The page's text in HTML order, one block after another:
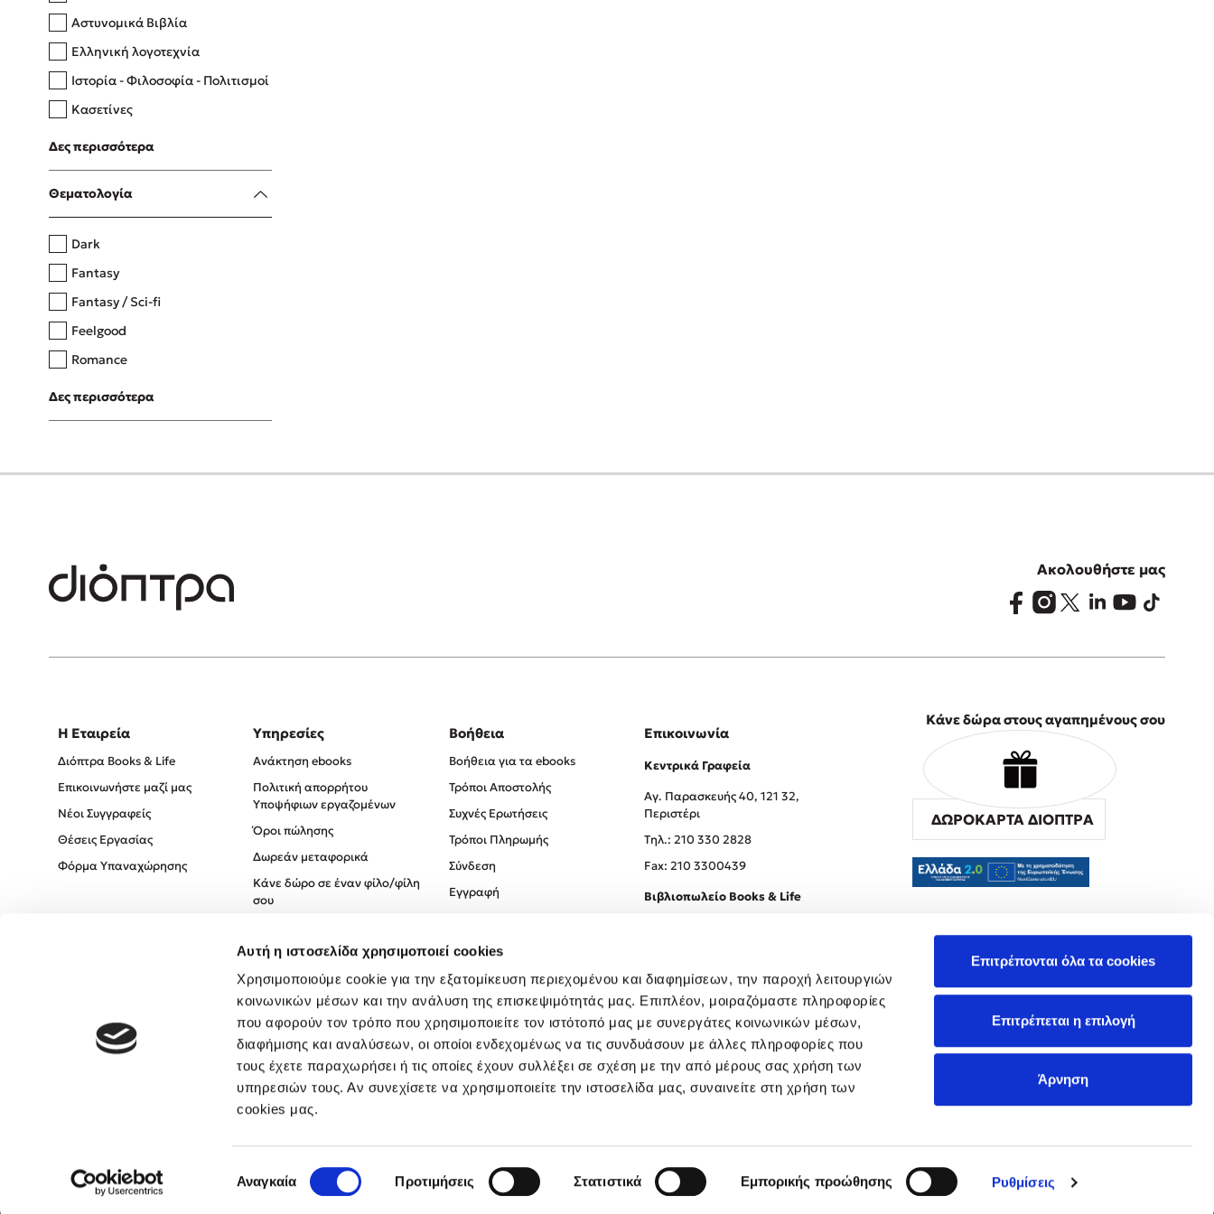
Αυτή η ιστοσελίδα χρησιμοποιεί cookies
Χρησιμοποιούμε cookie για την εξατομίκευση περιεχομένου και διαφημίσεων, την παροχή λειτουργιών
κοινωνικών μέσων και την ανάλυση της επισκεψιμότητάς μας. Επιπλέον, μοιραζόμαστε πληροφορίες
που αφορούν τον τρόπο που χρησιμοποιείτε τον ιστότοπό μας με συνεργάτες κοινωνικών μέσων,
διαφήμισης και αναλύσεων, οι οποίοι ενδεχομένως να τις συνδυάσουν με άλλες πληροφορίες που
τους έχετε παραχωρήσει ή τις οποίες έχουν συλλέξει σε σχέση με την από μέρους σας χρήση των
υπηρεσιών τους. Αν συνεχίσετε να χρησιμοποιείτε την ιστοσελίδα μας, συναινείτε στη χρήση των
cookies μας.
συγκατάθεσης
Αναγκαία Προτιμήσεις Στατιστικά Εμπορικής προώθησης Ρυθμίσεις
Επιτρέπονται όλα τα cookies
Επιτρέπεται η επιλογή
Άρνηση
Δανάη Δεληγεώργη
Πάνω, κάτω, μπροστά, πίσω
Η μέθοδος Αφήστε τους
Αστυνομικά Βιβλία
Ελληνική λογοτεχνία
Ιστορία - Φιλοσοφία - Πολιτισμοί
Κασετίνες
Λευκώματα - Έγχρωμοι οδηγοί
Μαγειρική
Δες περισσότερα
Θεματολογία
Dark
Fantasy
Fantasy / Sci-fi
Feelgood
Romance
Upmarket
Young Adult
Δες περισσότερα
Ακολουθήστε μας
Η Εταιρεία
Διόπτρα Books & Life
Επικοινωνήστε μαζί μας
Νέοι Συγγραφείς
Θέσεις Εργασίας
Φόρμα Υπαναχώρησης
Υπηρεσίες
Ανάκτηση ebooks
Πολιτική απορρήτου
Υποψήφιων εργαζομένων
Όροι πώλησης
Δωρεάν μεταφορικά
Κάνε δώρο σε έναν φίλο/φίλη
σου
Πολιτική Απορρήτου
Όροι χρήσης
Βοήθεια
Βοήθεια για τα ebooks
Τρόποι Αποστολής
Συχνές Ερωτήσεις
Τρόποι Πληρωμής
Σύνδεση
Εγγραφή
Επικοινωνία
Κεντρικά Γραφεία
Αγ. Παρασκευής 40, 121 32,
Περιστέρι
Tηλ.: 210 330 2828
Fax: 210 3300439
Βιβλιοπωλείο Books & Life
Κάνε δώρα στους αγαπημένους σου
ΔΩΡΟΚΑΡΤΑ ΔΙΟΠΤΡΑ
Created by Powered by